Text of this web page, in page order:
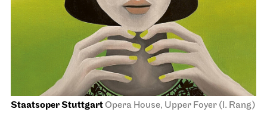
Staatsoper StuttgartOpera House, Upper Foyer (I. Rang)